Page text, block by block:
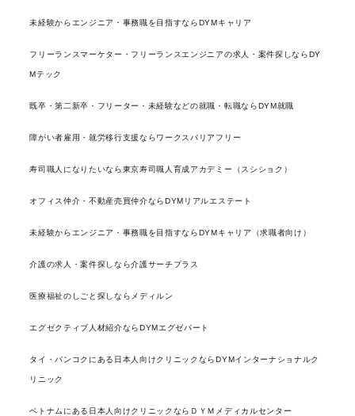
未経験からエンジニア・事務職を目指すならDYMキャリア
フリーランスマーケター・フリーランスエンジニアの求人・案件探しならDY
Mテック
既卒・第二新卒・フリーター・未経験などの就職・転職ならDYM就職
障がい者雇用・就労移行支援ならワークスバリアフリー
寿司職人になりたいなら東京寿司職人育成アカデミー（スシショク）
オフィス仲介・不動産売買仲介ならDYMリアルエステート
未経験からエンジニア・事務職を目指すならDYMキャリア（求職者向け）
介護の求人・案件探しなら介護サーチプラス
医療福祉のしごと探しならメディルン
エグゼクティブ人材紹介ならDYMエグゼパート
タイ・バンコクにある日本人向けクリニックならDYMインターナショナルク
リニック
ベトナムにある日本人向けクリニックならＤＹＭメディカルセンター